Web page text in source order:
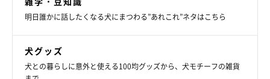
明日誰かに話したくなる犬にまつわる”あれこれ”ネタはこちら
犬グッズ
犬との暮らしに意外と使える100均グッズから、犬モチーフの雑貨